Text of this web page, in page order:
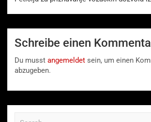
Schreibe einen
Du musst angemeldet sein, um einen
abzugeben.